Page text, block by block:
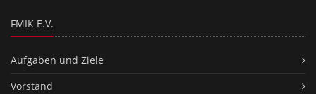
FMIK E.V.
Aufgaben und Ziele
Vorstand